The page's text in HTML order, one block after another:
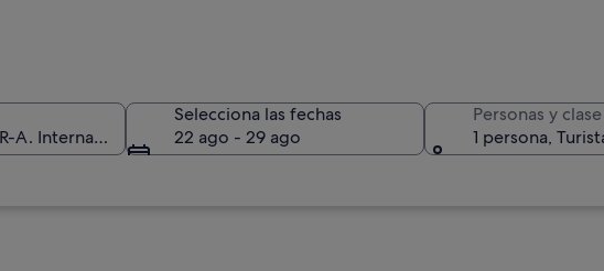
Selecciona las fechas
22 ago - 29 ago
Personas y
1 persona,